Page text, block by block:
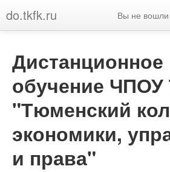
do.tkfk.ru Вы не вошли
Дистанционное
обучение
"Тюменский
экономики,
и права"